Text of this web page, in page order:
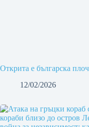
Открита e българска
12/02/2026